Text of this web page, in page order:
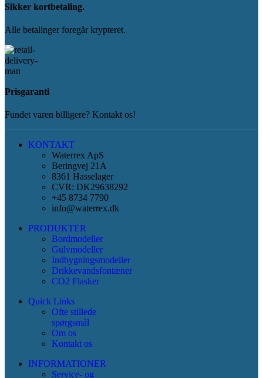
Sikker kortbetaling.
Alle betalinger foregår krypteret.
Prisgaranti
Fundet varen billigere? Kontakt os!
KONTAKT
Waterrex ApS
Beringvej 21A
8361 Hasselager
CVR: DK29638292
+45 8734 7790
info@waterrex.dk
PRODUKTER
Bordmodeller
Gulvmodeller
Indbygningsmodeller
Drikkevandsfontæner
CO2 Flasker
Quick Links
Ofte stillede
spørgsmål
Om os
Kontakt os
INFORMATIONER
Service- og